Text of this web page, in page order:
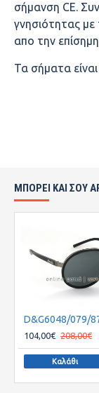
σήμανση CE.
γνησιότητας με
απο την
Τα σήματα
ΜΠΟΡΕΙ ΚΑΙ ΣΟΥ
D&G6048/079/
104,00€ 208,00€
Καλάθι